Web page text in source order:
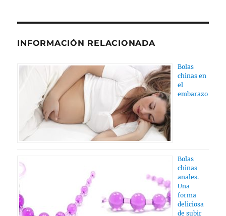
INFORMACIÓN RELACIONADA
Bolas
chinas en
el
embarazo
Bolas
chinas
anales.
Una
forma
deliciosa
de subir